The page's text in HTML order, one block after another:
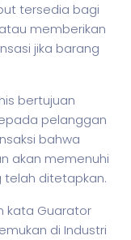
tersedia bagi
memberikan
jika barang
bertujuan
pelanggan
bahwa
akan memenuhi
telah ditetapkan.
kata Guarator
di Industri